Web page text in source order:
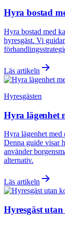
Hyra bostad
Hyra bostad med
hyresgäst. Vi
Läs artikeln
Hyresgästen
Hyra lägenhet
Hyra lägenhet
Denna guide visar
använder
alternativ.
Läs artikeln
Hyresgäst